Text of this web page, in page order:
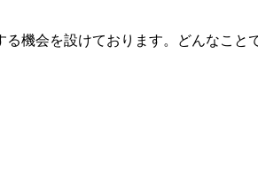
機会を設けております。どんなこ